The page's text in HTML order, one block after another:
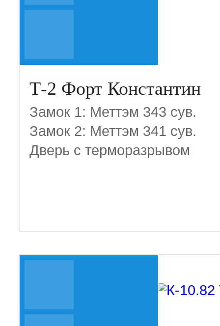
Т-2 Форт Константин
Замок 1: Меттэм 343 сув.
Замок 2: Меттэм 341 сув.
Дверь с терморазрывом